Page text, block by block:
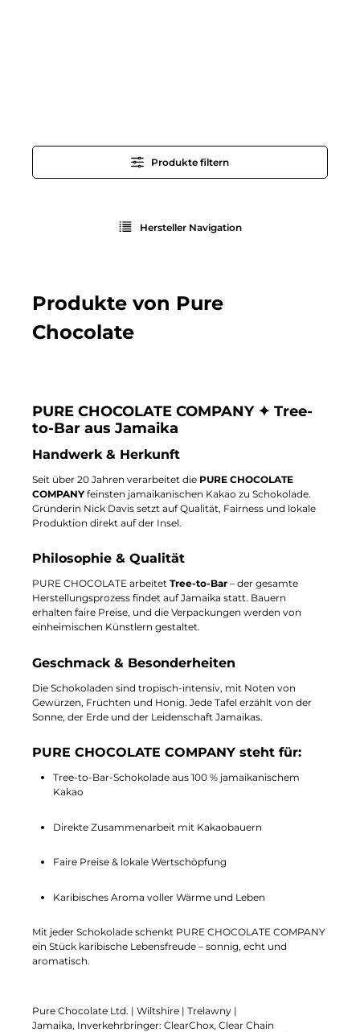
Produkte filtern
Hersteller Navigation
Produkte von Pure
Chocolate
PURE CHOCOLATE COMPANY ✦ Tree-
to-Bar aus Jamaika
Handwerk & Herkunft
Seit über 20 Jahren verarbeitet die PURE CHOCOLATE
COMPANY feinsten jamaikanischen Kakao zu Schokolade.
Gründerin Nick Davis setzt auf Qualität, Fairness und lokale
Produktion direkt auf der Insel.
Philosophie & Qualität
PURE CHOCOLATE arbeitet Tree-to-Bar – der gesamte
Herstellungsprozess findet auf Jamaika statt. Bauern
erhalten faire Preise, und die Verpackungen werden von
einheimischen Künstlern gestaltet.
Geschmack & Besonderheiten
Die Schokoladen sind tropisch-intensiv, mit Noten von
Gewürzen, Früchten und Honig. Jede Tafel erzählt von der
Sonne, der Erde und der Leidenschaft Jamaikas.
PURE CHOCOLATE COMPANY steht für:
Tree-to-Bar-Schokolade aus 100 % jamaikanischem
Kakao
Direkte Zusammenarbeit mit Kakaobauern
Faire Preise & lokale Wertschöpfung
Karibisches Aroma voller Wärme und Leben
Mit jeder Schokolade schenkt PURE CHOCOLATE COMPANY
ein Stück karibische Lebensfreude – sonnig, echt und
aromatisch.
Pure Chocolate Ltd. | Wiltshire | Trelawny |
Jamaika, Inverkehrbringer: ClearChox, Clear Chain